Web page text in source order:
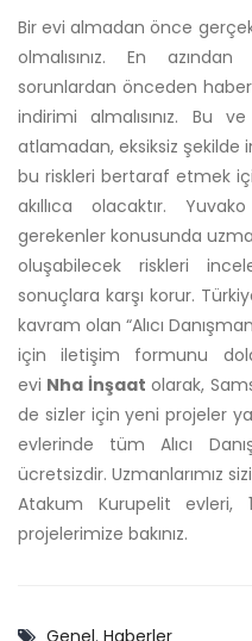
Bir evi almadan önce
olmalısınız. En
sorunlardan önceden
indirimi almalısınız. Bu
atlamadan, eksiksiz şekilde
bu riskleri bertaraf etmek
akıllıca olacaktır.
gerekenler konusunda
oluşabilecek riskleri
sonuçlara karşı korur.
kavram olan “Alıcı
için iletişim formunu
evi Nha İnşaat olarak,
de sizler için yeni projeler
evlerinde tüm Alıcı
ücretsizdir. Uzmanlarımız
Atakum Kurupelit evleri,
projelerimize bakınız.